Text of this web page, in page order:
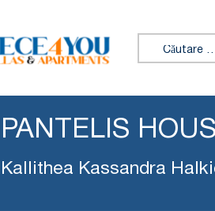
Caută:
PANTELIS
Kallithea Kassandra